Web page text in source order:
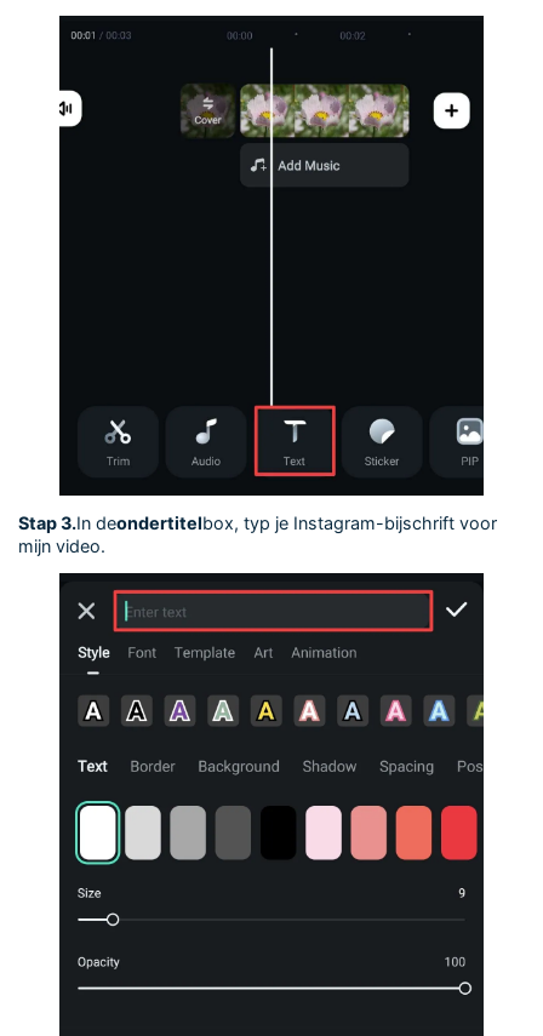
Stap 3.In deondertitelbox, typ je Instagram-bijschrift voor
mijn video.